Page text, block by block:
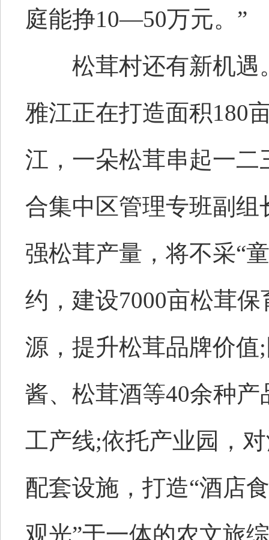
庭能挣10—50万元。”
松茸村还有新机遇
雅江正在打造面积180
江，一朵松茸串起一
合集中区管理专班副
强松茸产量，将不采“
约，建设7000亩松茸
源，提升松茸品牌价
酱、松茸酒等40余种
工产线;依托产业园，
配套设施，打造“酒店
观光”于一体的农文旅